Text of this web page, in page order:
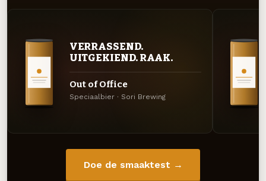
VERRASSEND.
UITGEKIEND. RAAK.
Out of Office
Speciaalbier · Sori Brewing
Doe de smaaktest →